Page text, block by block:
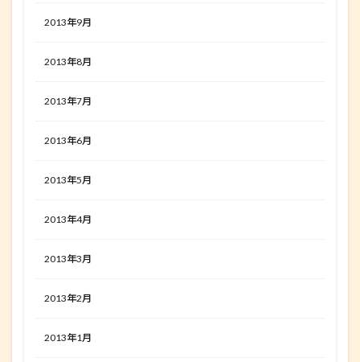
2013年9月
2013年8月
2013年7月
2013年6月
2013年5月
2013年4月
2013年3月
2013年2月
2013年1月